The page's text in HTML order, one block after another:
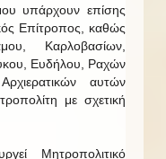
υπάρχουν επίσης
Επίτροπος, καθώς
Καρλοβασίων,
Ευδήλου, Ραχών
αυτών
με σχετική
Μητροπολιτικό